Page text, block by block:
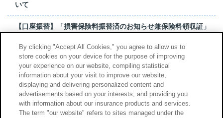
いて
【口座振替】「損害保険料振替済のお知らせ兼保険料領収証」
【お詫び】超保険のよくあるご質問（FAQ）記載誤りについて
もっと見る
By clicking "Accept All Cookies," you agree to allow us to
store cookies on your device for the purpose of improving
your experience on our website, compiling statistical
information about your visit to improve our website,
displaying and delivering personalized content and
advertisements based on your interests, and providing you
with information about our insurance products and services.
The term "our website" refers to sites managed under the